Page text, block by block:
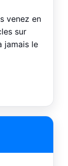
venez en
sur
jamais le